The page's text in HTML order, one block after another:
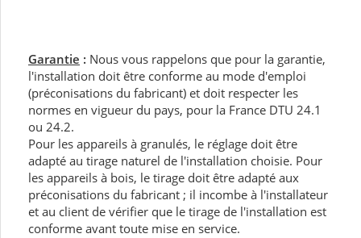
Garantie : Nous vous rappelons que pour la garantie,
l'installation doit être conforme au mode d'emploi
(préconisations du fabricant) et doit respecter les
normes en vigueur du pays, pour la France DTU 24.1
ou 24.2.
Pour les appareils à granulés, le réglage doit être
adapté au tirage naturel de l'installation choisie. Pour
les appareils à bois, le tirage doit être adapté aux
préconisations du fabricant ; il incombe à l'installateur
et au client de vérifier que le tirage de l'installation est
conforme avant toute mise en service.